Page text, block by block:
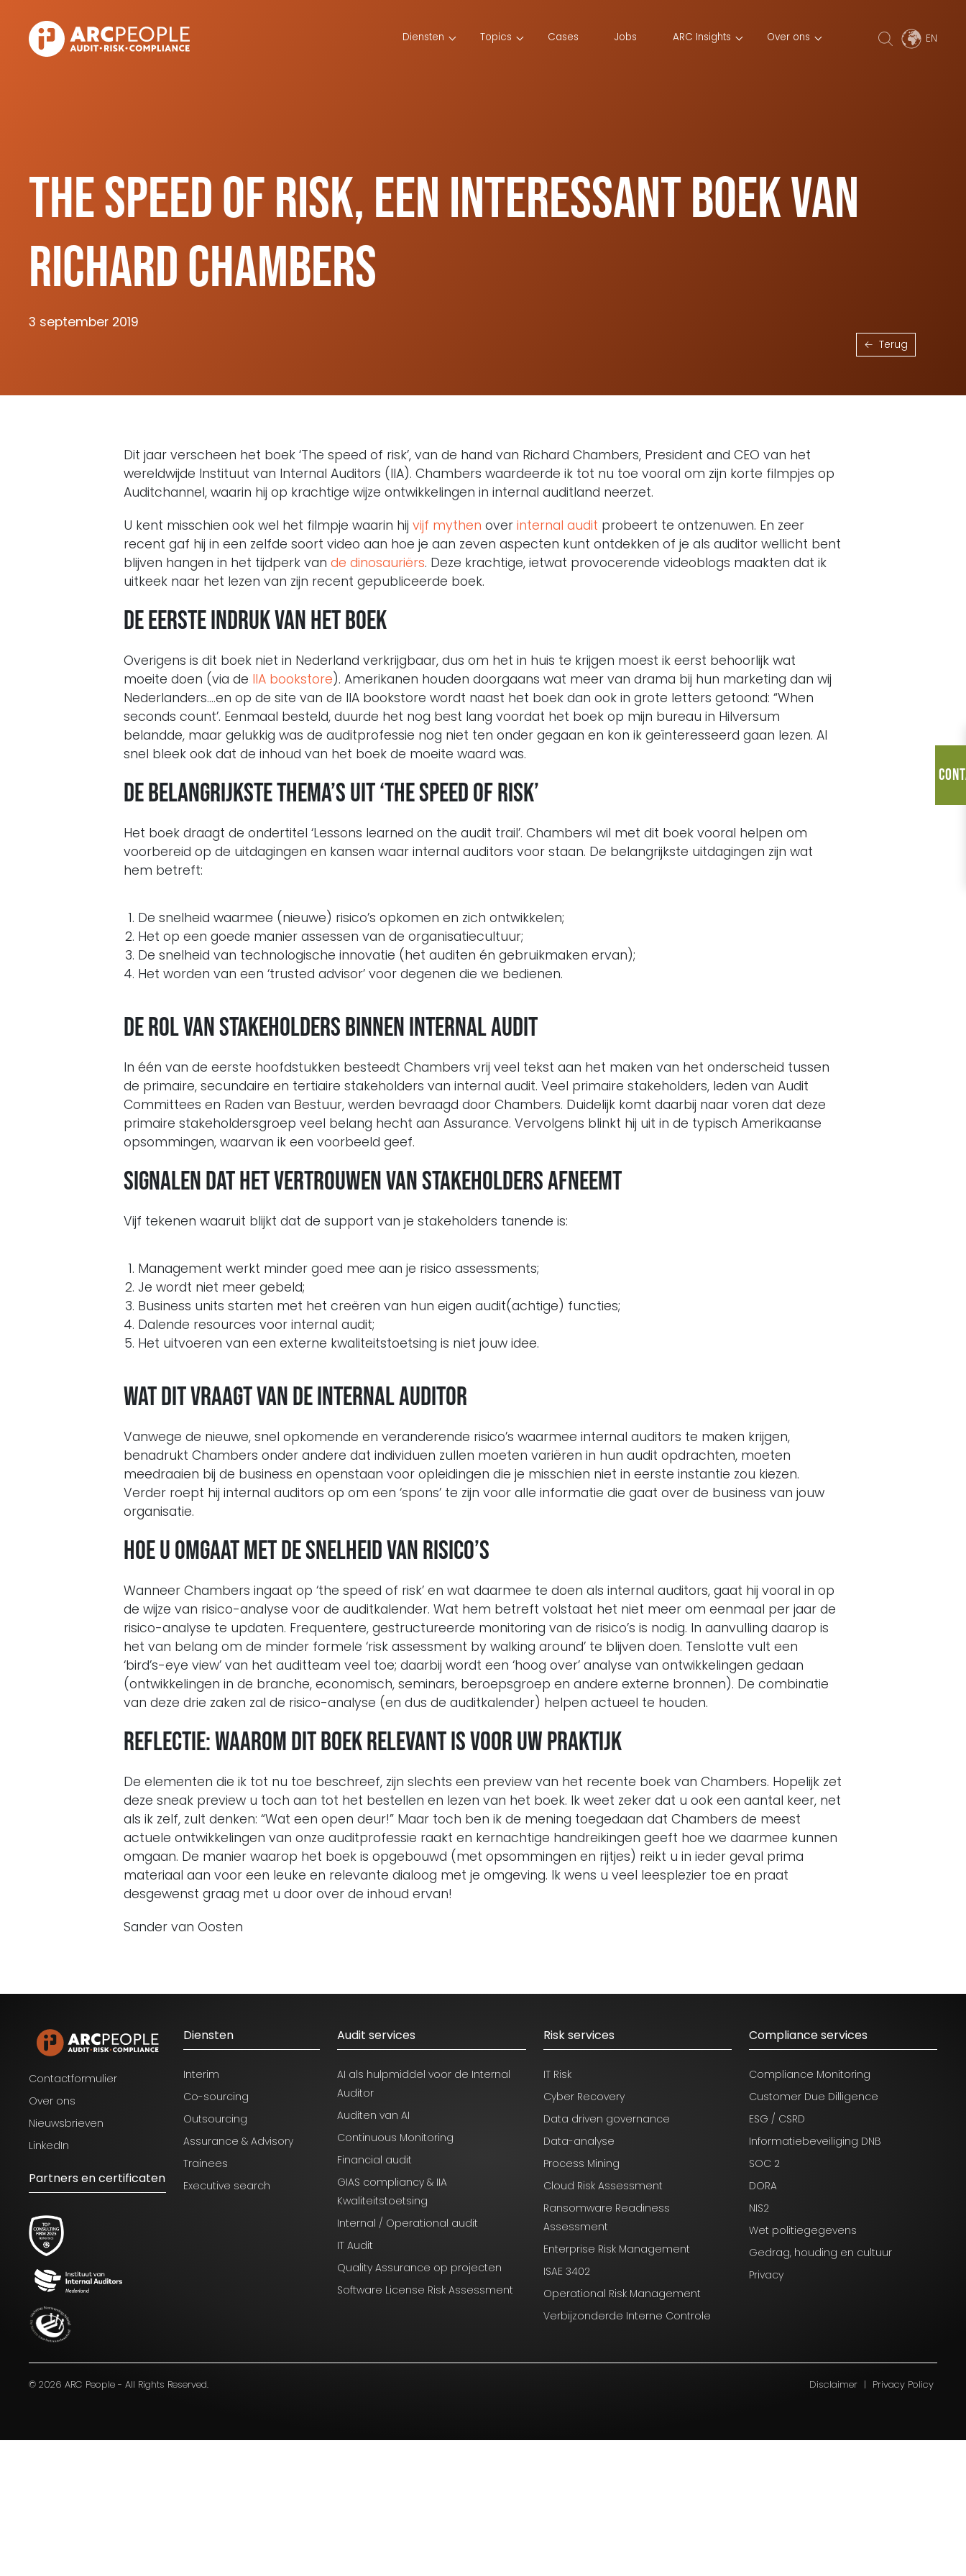
Diensten Topics Cases Jobs ARC Insights Over ons
The speed of risk, een interessant boek van
Richard Chambers
3 september 2019
Terug
Dit jaar verscheen het boek ‘The speed of risk’, van de hand van Richard Chambers, President and CEO van het
wereldwijde Instituut van Internal Auditors (IIA). Chambers waardeerde ik tot nu toe vooral om zijn korte filmpjes op
Auditchannel, waarin hij op krachtige wijze ontwikkelingen in internal auditland neerzet.
U kent misschien ook wel het filmpje waarin hij vijf mythen over internal audit probeert te ontzenuwen. En zeer
recent gaf hij in een zelfde soort video aan hoe je aan zeven aspecten kunt ontdekken of je als auditor wellicht bent
blijven hangen in het tijdperk van de dinosauriërs. Deze krachtige, ietwat provocerende videoblogs maakten dat ik
uitkeek naar het lezen van zijn recent gepubliceerde boek.
De eerste indruk van het boek
Overigens is dit boek niet in Nederland verkrijgbaar, dus om het in huis te krijgen moest ik eerst behoorlijk wat
moeite doen (via de IIA bookstore). Amerikanen houden doorgaans wat meer van drama bij hun marketing dan wij
Nederlanders….en op de site van de IIA bookstore wordt naast het boek dan ook in grote letters getoond: “When
seconds count’. Eenmaal besteld, duurde het nog best lang voordat het boek op mijn bureau in Hilversum
belandde, maar gelukkig was de auditprofessie nog niet ten onder gegaan en kon ik geïnteresseerd gaan lezen. Al
snel bleek ook dat de inhoud van het boek de moeite waard was.
De belangrijkste thema’s uit ‘The Speed of Risk’
Het boek draagt de ondertitel ‘Lessons learned on the audit trail’. Chambers wil met dit boek vooral helpen om
voorbereid op de uitdagingen en kansen waar internal auditors voor staan. De belangrijkste uitdagingen zijn wat
hem betreft:
De snelheid waarmee (nieuwe) risico’s opkomen en zich ontwikkelen;
Het op een goede manier assessen van de organisatiecultuur;
De snelheid van technologische innovatie (het auditen én gebruikmaken ervan);
Het worden van een ‘trusted advisor’ voor degenen die we bedienen.
De rol van stakeholders binnen internal audit
In één van de eerste hoofdstukken besteedt Chambers vrij veel tekst aan het maken van het onderscheid tussen
de primaire, secundaire en tertiaire stakeholders van internal audit. Veel primaire stakeholders, leden van Audit
Committees en Raden van Bestuur, werden bevraagd door Chambers. Duidelijk komt daarbij naar voren dat deze
primaire stakeholdersgroep veel belang hecht aan Assurance. Vervolgens blinkt hij uit in de typisch Amerikaanse
opsommingen, waarvan ik een voorbeeld geef.
Signalen dat het vertrouwen van stakeholders afneemt
Vijf tekenen waaruit blijkt dat de support van je stakeholders tanende is:
Management werkt minder goed mee aan je risico assessments;
Je wordt niet meer gebeld;
Business units starten met het creëren van hun eigen audit(achtige) functies;
Dalende resources voor internal audit;
Het uitvoeren van een externe kwaliteitstoetsing is niet jouw idee.
Wat dit vraagt van de internal auditor
Vanwege de nieuwe, snel opkomende en veranderende risico’s waarmee internal auditors te maken krijgen,
benadrukt Chambers onder andere dat individuen zullen moeten variëren in hun audit opdrachten, moeten
meedraaien bij de business en openstaan voor opleidingen die je misschien niet in eerste instantie zou kiezen.
Verder roept hij internal auditors op om een ‘spons’ te zijn voor alle informatie die gaat over de business van jouw
organisatie.
Hoe u omgaat met de snelheid van risico’s
Wanneer Chambers ingaat op ‘the speed of risk’ en wat daarmee te doen als internal auditors, gaat hij vooral in op
de wijze van risico-analyse voor de auditkalender. Wat hem betreft volstaat het niet meer om eenmaal per jaar de
risico-analyse te updaten. Frequentere, gestructureerde monitoring van de risico’s is nodig. In aanvulling daarop is
het van belang om de minder formele ‘risk assessment by walking around’ te blijven doen. Tenslotte vult een
‘bird’s-eye view’ van het auditteam veel toe; daarbij wordt een ‘hoog over’ analyse van ontwikkelingen gedaan
(ontwikkelingen in de branche, economisch, seminars, beroepsgroep en andere externe bronnen). De combinatie
van deze drie zaken zal de risico-analyse (en dus de auditkalender) helpen actueel te houden.
Reflectie: waarom dit boek relevant is voor uw praktijk
De elementen die ik tot nu toe beschreef, zijn slechts een preview van het recente boek van Chambers. Hopelijk zet
deze sneak preview u toch aan tot het bestellen en lezen van het boek. Ik weet zeker dat u ook een aantal keer, net
als ik zelf, zult denken: “Wat een open deur!” Maar toch ben ik de mening toegedaan dat Chambers de meest
actuele ontwikkelingen van onze auditprofessie raakt en kernachtige handreikingen geeft hoe we daarmee kunnen
omgaan. De manier waarop het boek is opgebouwd (met opsommingen en rijtjes) reikt u in ieder geval prima
materiaal aan voor een leuke en relevante dialoog met je omgeving. Ik wens u veel leesplezier toe en praat
desgewenst graag met u door over de inhoud ervan!
Sander van Oosten
Contactformulier
Over ons
Nieuwsbrieven
LinkedIn
Partners en certificaten
Diensten
Interim
Co-sourcing
Outsourcing
Assurance & Advisory
Trainees
Executive search
Audit services
AI als hulpmiddel voor de Internal
Auditor
Auditen van AI
Continuous Monitoring
Financial audit
GIAS compliancy & IIA
Kwaliteitstoetsing
Internal / Operational audit
IT Audit
Quality Assurance op projecten
Software License Risk Assessment
Risk services
IT Risk
Cyber Recovery
Data driven governance
Data-analyse
Process Mining
Cloud Risk Assessment
Ransomware Readiness
Assessment
Enterprise Risk Management
ISAE 3402
Operational Risk Management
Verbijzonderde Interne Controle
Compliance services
Compliance Monitoring
Customer Due Dilligence
ESG / CSRD
Informatiebeveiliging DNB
SOC 2
DORA
NIS2
Wet politiegegevens
Gedrag, houding en cultuur
Privacy
© 2026 ARC People - All Rights Reserved. Disclaimer | Privacy Policy
Blijf op de hoogte van het laatste
nieuws op het gebied van Audit,